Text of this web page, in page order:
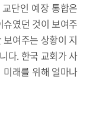
단인 예장 통합은
였던 것이 보여주
여주는 상황이 지
다. 한국 교회가 사
래를 위해 얼마나